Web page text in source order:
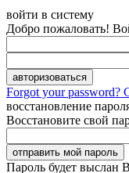
войти в систему
Добро пожаловать!
Forgot your password?
восстановление
Восстановите свой
Пароль будет выслан